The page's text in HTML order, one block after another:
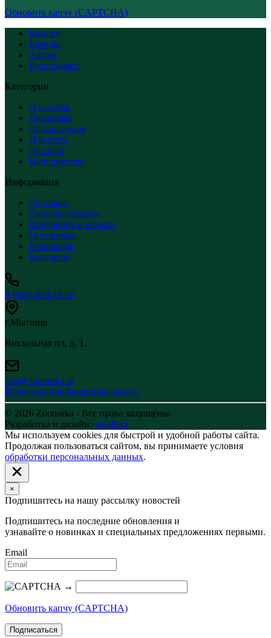
Обновить капчу (CAPTCHA)
Каталог
Бренды
Акции
Распродажи
Категории
Для собак
Для кошек
Для грызунов
Для птиц
Для рыб
Наполнители
Информация
Доставка
Способы оплаты
Получение и возврат
Оптовикам
Реквизиты
Контакты
8 (916) 028-19-19
г.Мытищи
Вокзальная пл, д. 1,
sale@zoonorka.ru
Политика Конфиденциальности
© 2026 Zoonorka - Все права защищены.
Разработка и дизайн: welldi.ru
Мы используем cookies для быстрой и удобной работы сайта.
Продолжая пользоваться сайтом, вы принимаете условия
обработки персональных данных.
×
Подпишитесь на нашу рассылку новостей
Подпишитесь на последние обновления и
узнавайте о новинках и специальных предложениях первыми.
Email
→
Обновить капчу (CAPTCHA)
Подписаться